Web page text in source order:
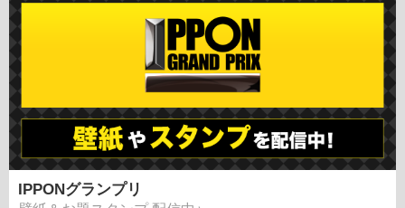
IPPONグランプリ